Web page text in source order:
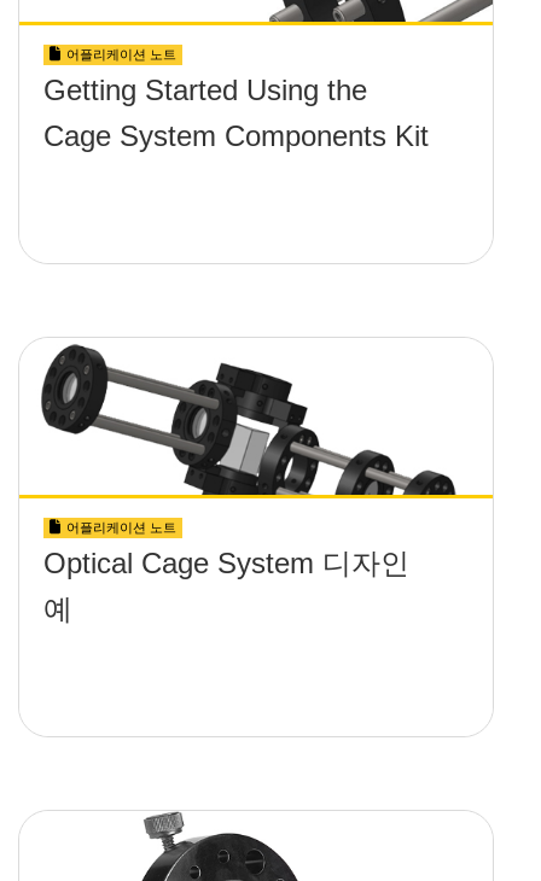
어플리케이션 노트
Getting Started Using the
Cage System Components Kit
어플리케이션 노트
Optical Cage System 디자인
예